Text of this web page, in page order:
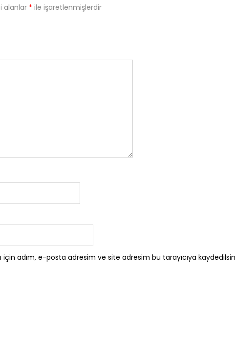
alanlar * ile işaretlenmişlerdir
için adım, e-posta adresim ve site adresim bu tarayıcıya